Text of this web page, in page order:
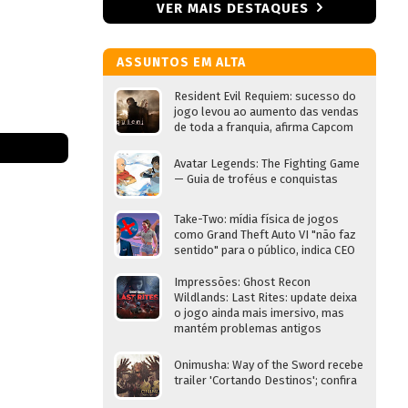
VER MAIS DESTAQUES
ASSUNTOS EM ALTA
Resident Evil Requiem: sucesso do
jogo levou ao aumento das vendas
de toda a franquia, afirma Capcom
Avatar Legends: The Fighting Game
— Guia de troféus e conquistas
Take-Two: mídia física de jogos
como Grand Theft Auto VI "não faz
sentido" para o público, indica CEO
Impressões: Ghost Recon
Wildlands: Last Rites: update deixa
o jogo ainda mais imersivo, mas
mantém problemas antigos
Onimusha: Way of the Sword recebe
trailer 'Cortando Destinos'; confira